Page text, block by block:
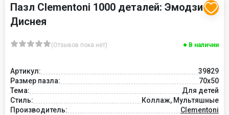
Пазл Clementoni 1000 деталей: Эмодзи
Диснея
(Отзывов пока нет) В наличии
Артикул:
39829
Размер пазла:
70x50
Тема:
Для детей
Стиль:
Коллаж, Мультяшные
Производитель:
Clementoni